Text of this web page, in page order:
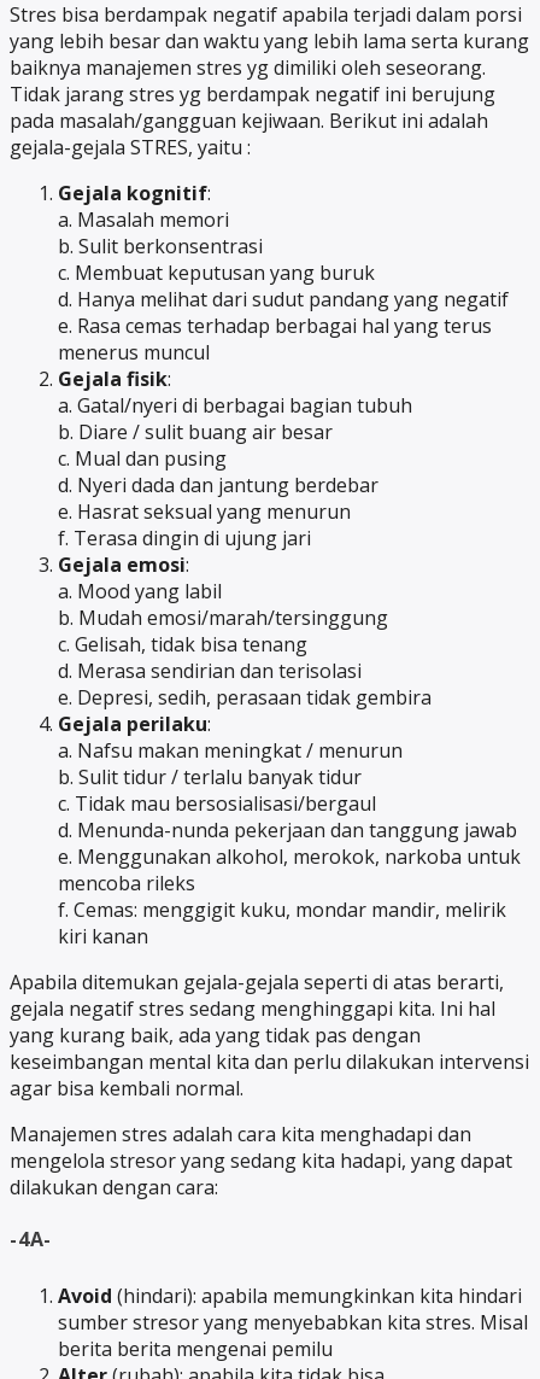
Stres bisa berdampak negatif apabila terjadi dalam porsi
yang lebih besar dan waktu yang lebih lama serta kurang
baiknya manajemen stres yg dimiliki oleh seseorang.
Tidak jarang stres yg berdampak negatif ini berujung
pada masalah/gangguan kejiwaan. Berikut ini adalah
gejala-gejala STRES, yaitu :
Gejala kognitif:
a. Masalah memori
b. Sulit berkonsentrasi
c. Membuat keputusan yang buruk
d. Hanya melihat dari sudut pandang yang negatif
e. Rasa cemas terhadap berbagai hal yang terus
menerus muncul
Gejala fisik:
a. Gatal/nyeri di berbagai bagian tubuh
b. Diare / sulit buang air besar
c. Mual dan pusing
d. Nyeri dada dan jantung berdebar
e. Hasrat seksual yang menurun
f. Terasa dingin di ujung jari
Gejala emosi:
a. Mood yang labil
b. Mudah emosi/marah/tersinggung
c. Gelisah, tidak bisa tenang
d. Merasa sendirian dan terisolasi
e. Depresi, sedih, perasaan tidak gembira
Gejala perilaku:
a. Nafsu makan meningkat / menurun
b. Sulit tidur / terlalu banyak tidur
c. Tidak mau bersosialisasi/bergaul
d. Menunda-nunda pekerjaan dan tanggung jawab
e. Menggunakan alkohol, merokok, narkoba untuk
mencoba rileks
f. Cemas: menggigit kuku, mondar mandir, melirik
kiri kanan
Apabila ditemukan gejala-gejala seperti di atas berarti,
gejala negatif stres sedang menghinggapi kita. Ini hal
yang kurang baik, ada yang tidak pas dengan
keseimbangan mental kita dan perlu dilakukan intervensi
agar bisa kembali normal.
Manajemen stres adalah cara kita menghadapi dan
mengelola stresor yang sedang kita hadapi, yang dapat
dilakukan dengan cara:
-4A-
Avoid (hindari): apabila memungkinkan kita hindari
sumber stresor yang menyebabkan kita stres. Misal
berita berita mengenai pemilu